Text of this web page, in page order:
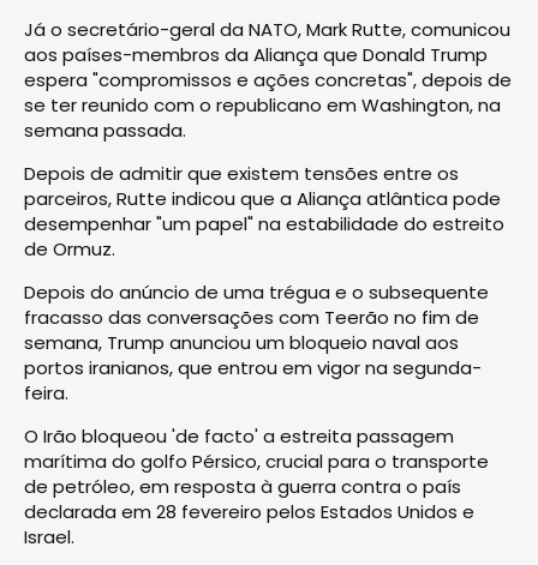
Já o secretário-geral da NATO, Mark Rutte, comunicou
aos países-membros da Aliança que Donald Trump
espera "compromissos e ações concretas", depois de
se ter reunido com o republicano em Washington, na
semana passada.
Depois de admitir que existem tensões entre os
parceiros, Rutte indicou que a Aliança atlântica pode
desempenhar "um papel" na estabilidade do estreito
de Ormuz.
Depois do anúncio de uma trégua e o subsequente
fracasso das conversações com Teerão no fim de
semana, Trump anunciou um bloqueio naval aos
portos iranianos, que entrou em vigor na segunda-
feira.
O Irão bloqueou 'de facto' a estreita passagem
marítima do golfo Pérsico, crucial para o transporte
de petróleo, em resposta à guerra contra o país
declarada em 28 fevereiro pelos Estados Unidos e
Israel.